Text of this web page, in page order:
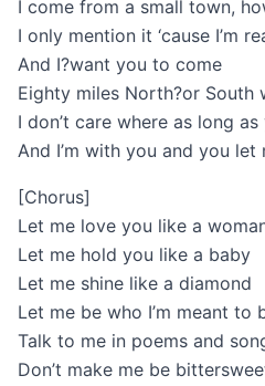
I come from a small town,
I only mention it ‘cause I’m
And I?want you to come
Eighty miles North?or South
I don’t care where as long as
And I’m with you and you let
[Chorus]
Let me love you like a
Let me hold you like a baby
Let me shine like a diamond
Let me be who I’m meant to
Talk to me in poems and
Don’t make me be